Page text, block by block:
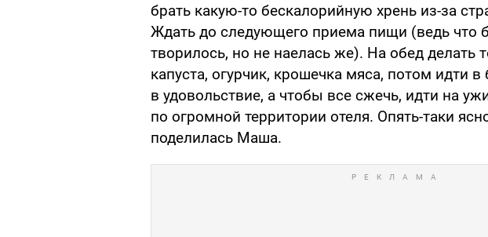
брать какую-то бескалорийную хрень из-за
Ждать до следующего приема пищи (ведь что
творилось, но не наелась же). На обед делать
капуста, огурчик, крошечка мяса, потом идти в
в удовольствие, а чтобы все сжечь, идти на
по огромной территории отеля. Опять-таки
поделилась Маша.